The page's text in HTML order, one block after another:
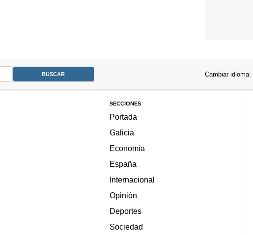
Cambiar idioma:
SECCIONES
Portada
Galicia
Economía
España
Internacional
Opinión
Deportes
Sociedad